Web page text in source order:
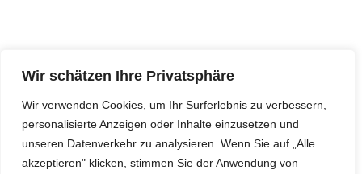
Wir schätzen Ihre Privatsphäre
Wir verwenden Cookies, um Ihr Surferlebnis zu verbessern,
personalisierte Anzeigen oder Inhalte einzusetzen und
unseren Datenverkehr zu analysieren. Wenn Sie auf „Alle
akzeptieren" klicken, stimmen Sie der Anwendung von